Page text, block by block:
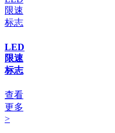
LED
限速
标志
查看
更多
>